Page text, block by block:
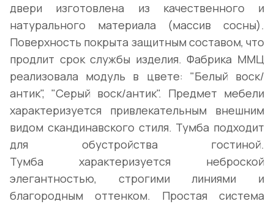
двери изготовлена из качественного и
натурального материала (массив сосны).
Поверхность покрыта защитным составом, что
продлит срок службы изделия. Фабрика ММЦ
реализовала модуль в цвете: "Белый воск/
антик", "Серый воск/антик". Предмет мебели
характеризуется привлекательным внешним
видом скандинавского стиля. Тумба подходит
для обустройства гостиной.
Тумба характеризуется неброской
элегантностью, строгими линиями и
благородным оттенком. Простая система